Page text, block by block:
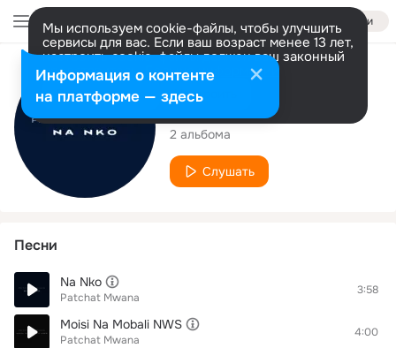
Войти
Мы используем cookie-файлы, чтобы улучшить
сервисы для вас. Если ваш возраст менее 13 лет,
настроить cookie-файлы должен ваш законный
представитель. Больше информации
Разрешить все Настроить
Исполнитель
Patchat Mwana
2 альбома
Слушать
Песни
Na Nko
Patchat Mwana
3:58
Moisi Na Mobali NWS
Patchat Mwana
4:00
Информация о контенте
на платформе — здесь